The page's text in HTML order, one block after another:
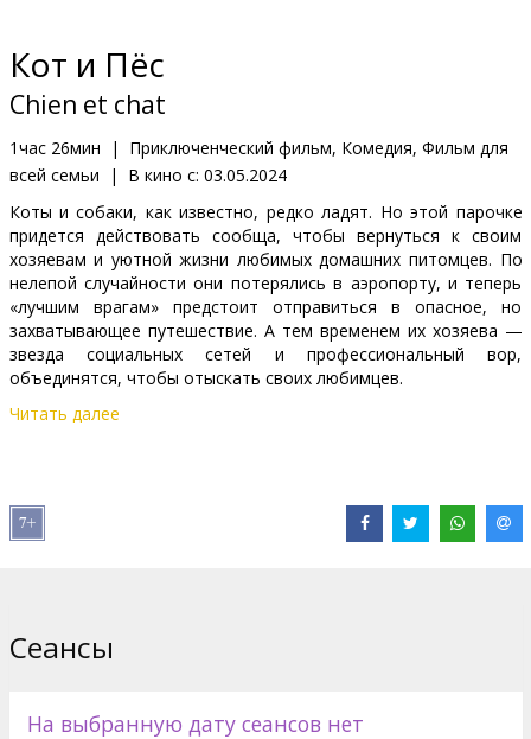
Клуб
Кот и Пёс
Chien et chat
1час 26мин |
Приключенческий фильм, Комедия, Фильм для
всей семьи
| В кино с: 03.05.2024
Коты и собаки, как известно, редко ладят. Но этой парочке
придется действовать сообща, чтобы вернуться к своим
хозяевам и уютной жизни любимых домашних питомцев. По
нелепой случайности они потерялись в аэропорту, и теперь
«лучшим врагам» предстоит отправиться в опасное, но
захватывающее путешествие. А тем временем их хозяева —
звезда социальных сетей и профессиональный вор,
объединятся, чтобы отыскать своих любимцев.
Фильм дублирован на латышском и русском языках (с
Дистрибьютор:
Читать далее
Сеансы
На выбранную дату сеансов нет